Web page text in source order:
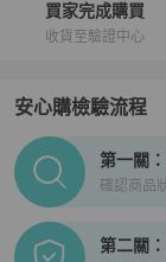
買家完成購買
收貨至驗證中心
安心購檢驗流程
PopChill拍拍圈
第一關
確認商品
第二關